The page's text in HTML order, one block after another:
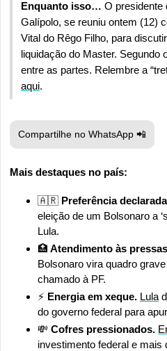
Enquanto isso… O presidente
Galípolo, se reuniu ontem (12)
Vital do Rêgo Filho, para
liquidação do Master. Segundo
aqui.
Compartilhe no WhatsApp 📲
Mais destaques no país:
🇦🇷 Preferência
eleição de um Bolsonaro a
Lula.
🏥 Atendimento às
Bolsonaro vira quadro
chamado à PF.
⚡ Energia em xeque. Lula
do governo federal para
💸 Cofres pressionados.
investimento federal e mais